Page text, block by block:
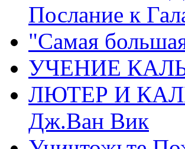
Послание к
"Самая
УЧЕНИЕ
ЛЮТЕР И
Дж.Ван Вик